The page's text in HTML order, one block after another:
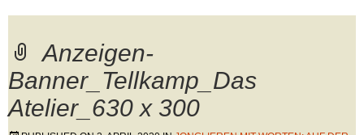
Anzeigen-
Banner_Tellkamp_Das
Atelier_630 x 300